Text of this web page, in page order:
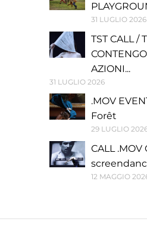
31 LUGLIO 2026
TST CALL /
AZIONI...
31 LUGLIO 2026
.MOV
Forêt
29 LUGLIO
CALL
12 MAGGIO